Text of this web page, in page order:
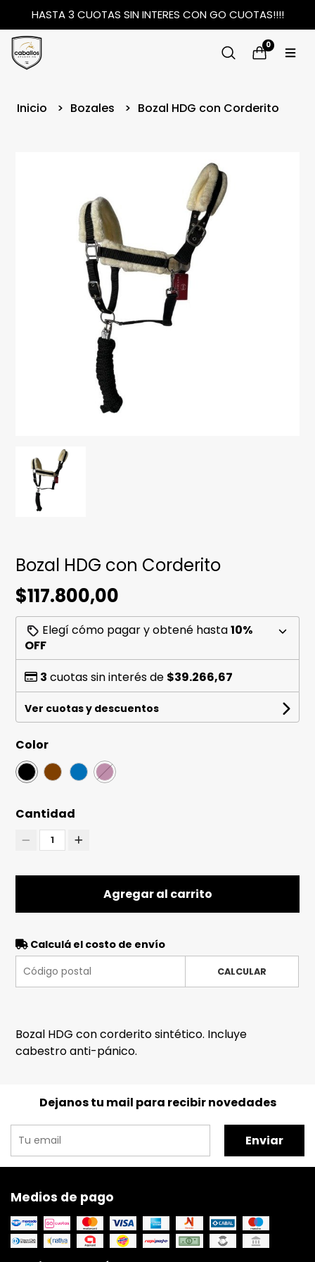
HASTA 3 CUOTAS SIN INTERES CON GO CUOTAS!!!!
0
Inicio Bozales Bozal HDG con Corderito
Bozal HDG con Corderito
$117.800,00
Elegí cómo pagar y obtené hasta10%
OFF
3 cuotas sin interés de $39.266,67
Ver cuotas y descuentos
Color
Cantidad
1
Agregar al carrito
Calculá el costo de envío
CALCULAR
Bozal HDG con corderito sintético. Incluye
cabestro anti-pánico.
Dejanos tu mail para recibir novedades
Enviar
Medios de pago